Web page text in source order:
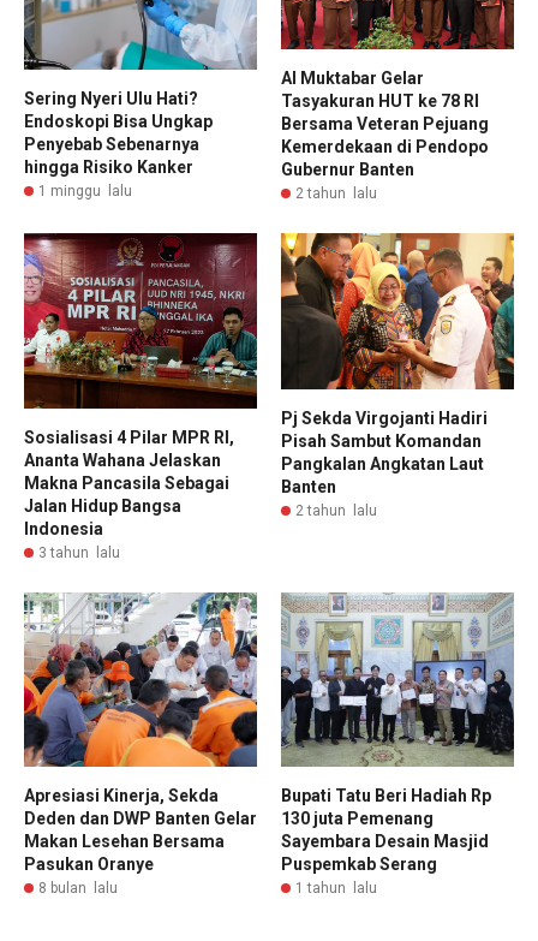
Sering Nyeri Ulu Hati?
Endoskopi Bisa Ungkap
Penyebab Sebenarnya
hingga Risiko Kanker
1 minggu lalu
Al Muktabar Gelar
Tasyakuran HUT ke 78 RI
Bersama Veteran Pejuang
Kemerdekaan di Pendopo
Gubernur Banten
2 tahun lalu
Sosialisasi 4 Pilar MPR RI,
Ananta Wahana Jelaskan
Makna Pancasila Sebagai
Jalan Hidup Bangsa
Indonesia
3 tahun lalu
Pj Sekda Virgojanti Hadiri
Pisah Sambut Komandan
Pangkalan Angkatan Laut
Banten
2 tahun lalu
Apresiasi Kinerja, Sekda
Deden dan DWP Banten Gelar
Makan Lesehan Bersama
Pasukan Oranye
8 bulan lalu
Bupati Tatu Beri Hadiah Rp
130 juta Pemenang
Sayembara Desain Masjid
Puspemkab Serang
1 tahun lalu